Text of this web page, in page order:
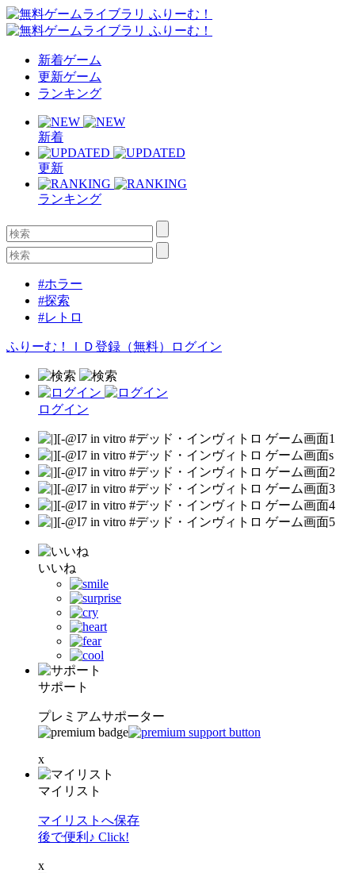
新着ゲーム
更新ゲーム
ランキング
新着
更新
ランキング
#ホラー
#探索
#レトロ
ふりーむ！ＩＤ登録（無料） ログイン
ログイン
いいね
サポート
プレミアムサポーター
x
マイリスト
マイリストへ保存
後で便利♪ Click!
x